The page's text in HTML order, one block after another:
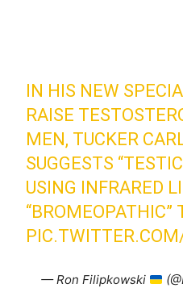
IN HIS NEW
RAISE
MEN, TUCKER
SUGGESTS
USING INFRARED
“BROMEOPATHIC”
— Ron Filipkowski